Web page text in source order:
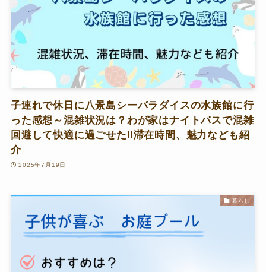
子連れで休日に八景島シーパラダイスの水族館に行
った感想～混雑状況は？わが家はナイトパスで混雑
回避して快適に過ごせた‼滞在時間、魅力なども紹
介
2025年7月19日
暮らし